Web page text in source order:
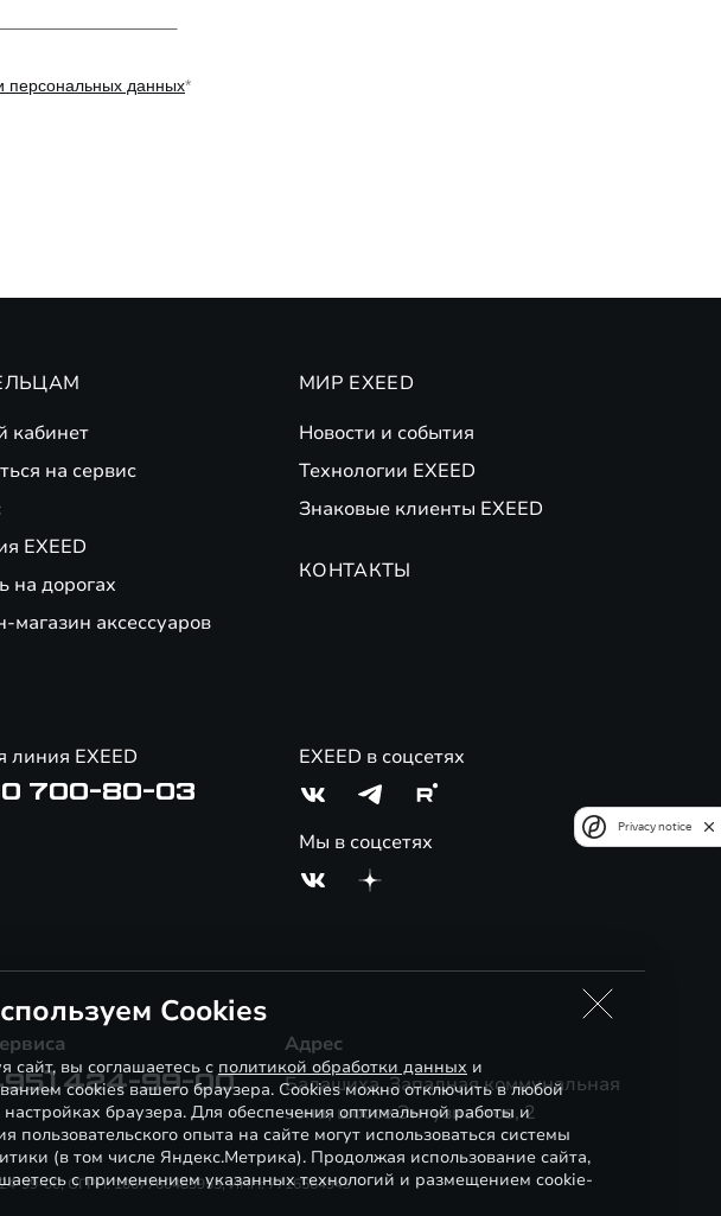
персональных данных*
кабинет
на сервис
EXEED
на дорогах
магазин аксессуаров
МИР EXEED
Новости и события
Технологии EXEED
Знаковые клиенты EXEED
КОНТАКТЫ
линия EXEED
700-80-03
EXEED в соцсетях
Мы в соцсетях
424-99-00
Адрес
Балашиха, Западная коммунальная
зона, шоссе Энтузиастов, 2
99-00, ОГРН: 1067760483955, ИНН: 7716564949
Cookies
сайт, вы соглашаетесь с политикой обработки данных и
cookies вашего браузера. Cookies можно отключить в любой
браузера. Для обеспечения оптимальной работы и
пользовательского опыта на сайте могут использоваться системы
(в том числе Яндекс.Метрика). Продолжая использование сайта,
с применением указанных технологий и размещением cookie-
Privacy notice